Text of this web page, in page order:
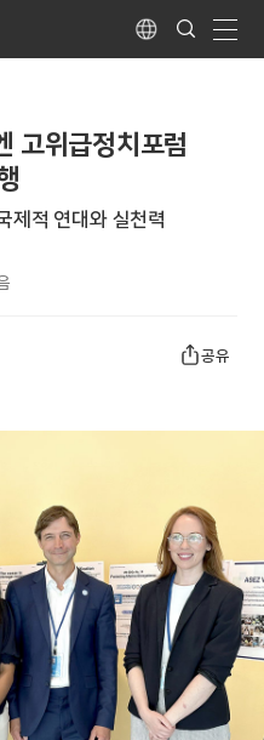
Language
Search
Submit
고위급정치포럼
제적 연대와 실천력
공유